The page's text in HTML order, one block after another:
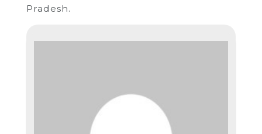
Pradesh.